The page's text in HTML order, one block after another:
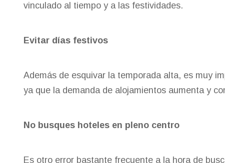
vinculado al tiempo y a las festividades.
Evitar días festivos
Además de esquivar la temporada alta, es muy
ya que la demanda de alojamientos aumenta y
No busques hoteles en pleno centro
Es otro error bastante frecuente a la hora de